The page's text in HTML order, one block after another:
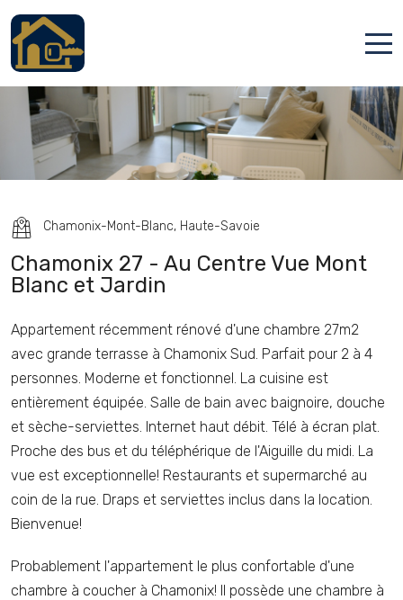
Accueil
Locations
Services
Qui sommes nous
Contact
Français
Chamonix-Mont-Blanc, Haute-Savoie
Chamonix 27 - Au Centre Vue Mont
Blanc et Jardin
Appartement récemment rénové d'une chambre 27m2
avec grande terrasse à Chamonix Sud. Parfait pour 2 à 4
personnes. Moderne et fonctionnel. La cuisine est
entièrement équipée. Salle de bain avec baignoire, douche
et sèche-serviettes. Internet haut débit. Télé à écran plat.
Proche des bus et du téléphérique de l'Aiguille du midi. La
vue est exceptionnelle! Restaurants et supermarché au
coin de la rue. Draps et serviettes inclus dans la location.
Bienvenue!
Probablement l'appartement le plus confortable d'une
chambre à coucher à Chamonix! Il possède une chambre à